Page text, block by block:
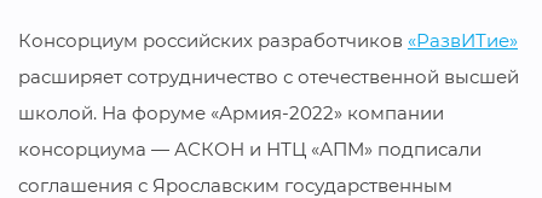
Консорциум российских разработчиков «РазвИТие»
расширяет сотрудничество с отечественной высшей
школой. На форуме «Армия-2022» компании
консорциума — АСКОН и НТЦ «АПМ» подписали
соглашения с Ярославским государственным